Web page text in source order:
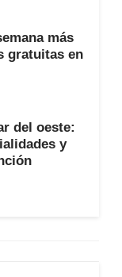
más
gratuitas en
del oeste:
y